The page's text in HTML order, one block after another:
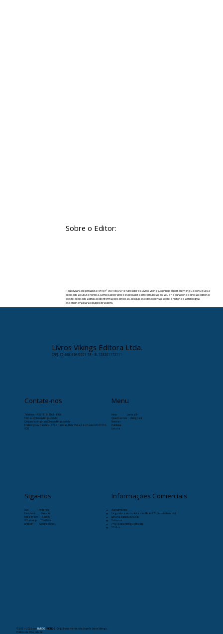
Sobre o Editor:
Paulo Marsal é jornalista (MTb nº 0091859/SP) e fundador da Livros Vikings, o principal portal em língua portuguesa
dedicado à cultura nórdica. Como palestrante e especialista em comunicação, atua na curadoria e direção editorial
do site, dedicado à difusão de informações precisas, pesquisas e descobertas sobre a história e a mitologia
escandinava para o público brasileiro.
Livros Vikings Editora Ltda.
CNPJ: 35.663.864/0001-78 · IE: 128201172111
Contate-nos
Telefone:+55 (11) 9-8263-4066
SAC: sac@livrosvikings.com.br
Originais: originais@livrosvikings.com.br
Endereço: Av. Paulista, 171 4º andar, Bela Vista, São Paulo-SP, 01310-
000
Menu
Início
Læristaðr
Quem somos
VikingCast
Notícias
Publique
Livraria
Siga-nos
RSS
Pinterest
Facebook
Deezer
Instagram
Spotify
WhatsApp
YouTube
Linkedin
Google News
Informações Comerciais
Atendimento:
Segunda a sexta-feira das 8h as 17h (exceto feriado)
Livraria Especializada:
24 horas
Prazo de Entrega (Brasil):
30 dias
© 2021- 2026por LIVROSVIKINGS . Orgulhosamente criado pela Livros Vikings.
Política de Privacidade